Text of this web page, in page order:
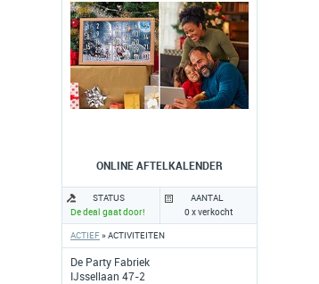
ONLINE AFTELKALENDER
De Party Fabriek
IJssellaan 47-2
ACTIEF» ACTIVITEITEN
STATUS
De deal gaat door!
AANTAL
0 x verkocht